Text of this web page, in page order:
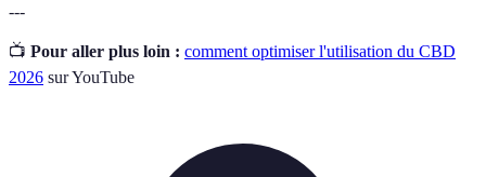
---
📺 Pour aller plus loin : comment optimiser l'utilisation du CBD
2026 sur YouTube